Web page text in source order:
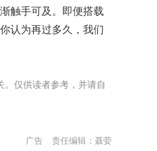
触手可及。即便搭载
认为再过多久，我们
仅供读者参考，并请自
广告 责任编辑：聂荌